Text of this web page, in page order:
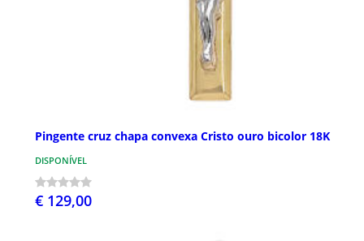
Pingente cruz chapa convexa Cristo ouro bicolor 18K
DISPONÍVEL
€ 129,00